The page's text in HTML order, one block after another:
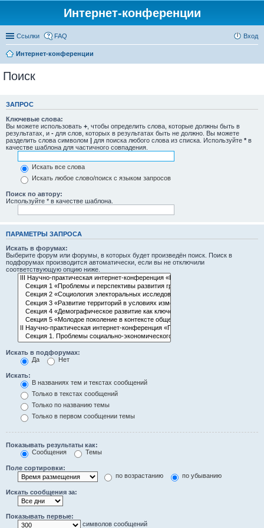
Интернет-конференции
Ссылки FAQ Вход
Интернет-конференции
Поиск
ЗАПРОС
Ключевые слова:
Вы можете использовать + , чтобы определить слова, которые должны быть в
результатах, и - для слов, которых в результатах быть не должно. Вы можете
разделить слова символом | для поиска любого слова из списка. Используйте * в
качестве шаблона для частичного совпадения.
Искать все слова
Искать любое слово/поиск с языком запросов
Поиск по автору:
Используйте * в качестве шаблона.
ПАРАМЕТРЫ ЗАПРОСА
Искать в форумах:
Выберите форум или форумы, в которых будет произведён поиск. Поиск в
подфорумах производится автоматически, если вы не отключили
соответствующую опцию ниже.
Искать в подфорумах:
Да
Нет
Искать:
В названиях тем и текстах сообщений
Только в текстах сообщений
Только по названию темы
Только в первом сообщении темы
Показывать результаты как:
Сообщения
Темы
Поле сортировки:
по возрастанию
по убыванию
Искать сообщения за:
Показывать первые:
символов сообщений